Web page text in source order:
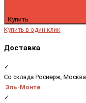
Купить
Купить в один клик
Доставка
✓
Со склада Роснерж, Москва
Эль-Монте
✓